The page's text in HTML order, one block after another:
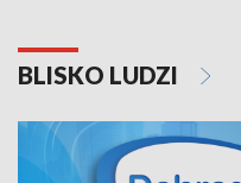
BLISKO LUDZI